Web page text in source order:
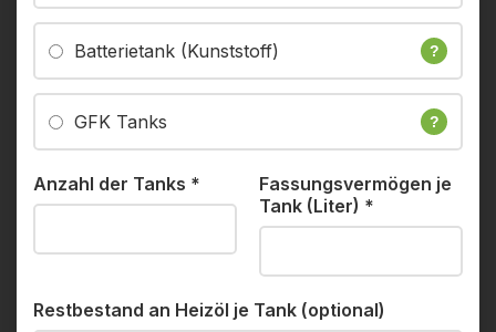
Batterietank (Kunststoff) ?
GFK Tanks ?
Anzahl der Tanks *
Fassungsvermögen je
Tank (Liter) *
Restbestand an Heizöl je Tank (optional)